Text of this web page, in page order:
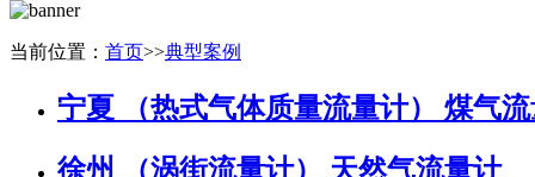
当前位置： 首页>>典型案例
宁夏 （热式气体质量流量计） 煤气
徐州 （涡街流量计） 天然气流量计